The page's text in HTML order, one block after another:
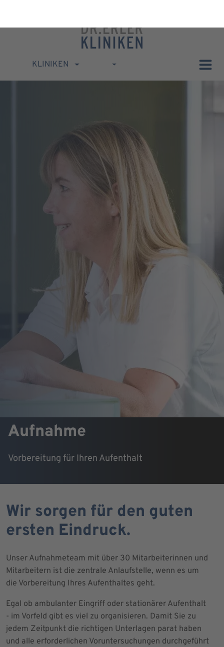
KLINIKEN
Aufnahme
Vorbereitung für Ihren Aufenthalt
Wir sorgen für den guten
ersten Eindruck.
Unser Aufnahmeteam mit über 30 Mitarbeiterinnen und
Mitarbeitern ist die zentrale Anlaufstelle, wenn es um
die Vorbereitung Ihres Aufenthaltes geht.
Egal ob ambulanter Eingriff oder stationärer Aufenthalt
- im Vorfeld gibt es viel zu organisieren. Damit Sie zu
jedem Zeitpunkt die richtigen Unterlagen parat haben
und alle erforderlichen Voruntersuchungen durchgeführt